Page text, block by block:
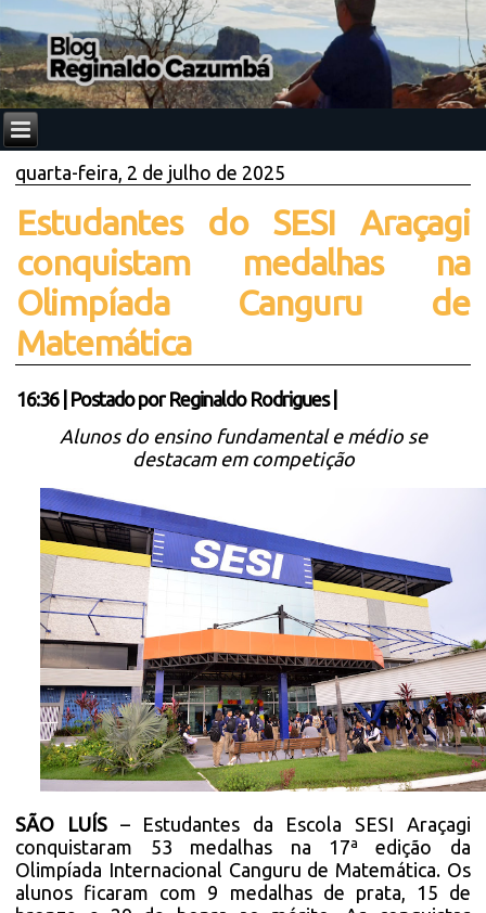
quarta-feira, 2 de julho de 2025
Estudantes do SESI Araçagi
conquistam medalhas na
Olimpíada Canguru de
Matemática
16:36| Postado por Reginaldo Rodrigues
Alunos do ensino fundamental e médio se
destacam em competição
SÃO LUÍS – Estudantes da Escola SESI Araçagi
conquistaram 53 medalhas na 17ª edição da
Olimpíada Internacional Canguru de Matemática. Os
alunos ficaram com 9 medalhas de prata, 15 de